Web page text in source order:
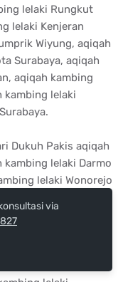
lelaki Rungkut
lelaki Kenjeran
Wiyung, aqiqah
Surabaya, aqiqah
aqiqah kambing
kambing lelaki
Dukuh Pakis aqiqah
kambing lelaki Darmo
lelaki Wonorejo
aqiqah
aqiqah kambing
Surabaya, aqiqah
via